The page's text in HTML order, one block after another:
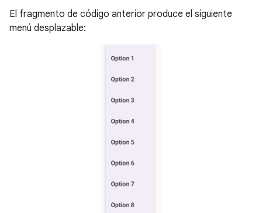
El fragmento de código anterior produce el siguiente
menú desplazable: